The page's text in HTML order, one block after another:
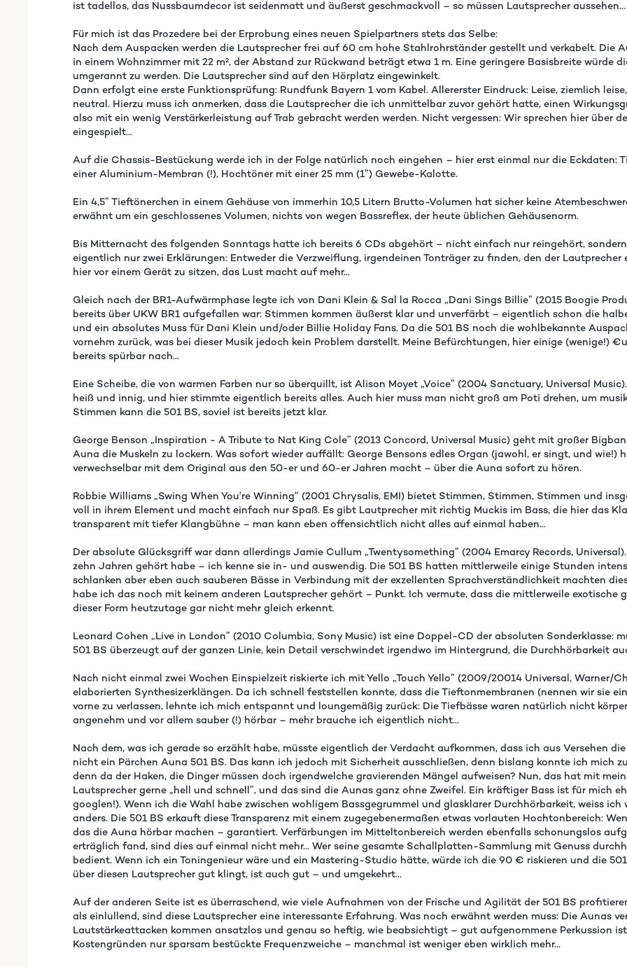
ist tadellos, das Nussbaumdecor ist seidenmatt und äußerst geschmackvoll – so müssen Lautsprecher aussehen...
Für mich ist das Prozedere bei der Erprobung eines neuen Spielpartners stets das Selbe:
Nach dem Auspacken werden die Lautsprecher frei auf 60 cm hohe Stahlrohrständer gestellt und verkabelt. Die
in einem Wohnzimmer mit 22 m², der Abstand zur Rückwand beträgt etwa 1 m. Eine geringere Basisbreite würde
umgerannt zu werden. Die Lautsprecher sind auf den Hörplatz eingewinkelt.
Dann erfolgt eine erste Funktionsprüfung: Rundfunk Bayern 1 vom Kabel. Allererster Eindruck: Leise, ziemlich
neutral. Hierzu muss ich anmerken, dass die Lautsprecher die ich unmittelbar zuvor gehört hatte, einen
also mit ein wenig Verstärkerleistung auf Trab gebracht werden werden. Nicht vergessen: Wir sprechen hier über
eingespielt...
Auf die Chassis-Bestückung werde ich in der Folge natürlich noch eingehen – hier erst einmal nur die Eckdaten:
einer Aluminium-Membran (!), Hochtöner mit einer 25 mm (1”) Gewebe-Kalotte.
Ein 4,5” Tieftönerchen in einem Gehäuse von immerhin 10,5 Litern Brutto-Volumen hat sicher keine
erwähnt um ein geschlossenes Volumen, nichts von wegen Bassreflex, der heute üblichen Gehäusenorm.
Bis Mitternacht des folgenden Sonntags hatte ich bereits 6 CDs abgehört – nicht einfach nur reingehört,
eigentlich nur zwei Erklärungen: Entweder die Verzweiflung, irgendeinen Tonträger zu finden, den der
hier vor einem Gerät zu sitzen, das Lust macht auf mehr...
Gleich nach der BR1-Aufwärmphase legte ich von Dani Klein & Sal la Rocca „Dani Sings Billie” (2015 Boogie
bereits über UKW BR1 aufgefallen war: Stimmen kommen äußerst klar und unverfärbt – eigentlich schon die
und ein absolutes Muss für Dani Klein und/oder Billie Holiday Fans. Da die 501 BS noch die wohlbekannte
vornehm zurück, was bei dieser Musik jedoch kein Problem darstellt. Meine Befürchtungen, hier einige (wenige!)
bereits spürbar nach...
Eine Scheibe, die von warmen Farben nur so überquillt, ist Alison Moyet „Voice” (2004 Sanctuary, Universal
heiß und innig, und hier stimmte eigentlich bereits alles. Auch hier muss man nicht groß am Poti drehen, um
Stimmen kann die 501 BS, soviel ist bereits jetzt klar.
George Benson „Inspiration - A Tribute to Nat King Cole” (2013 Concord, Universal Music) geht mit großer
Auna die Muskeln zu lockern. Was sofort wieder auffällt: George Bensons edles Organ (jawohl, er singt, und
verwechselbar mit dem Original aus den 50-er und 60-er Jahren macht – über die Auna sofort zu hören.
Robbie Williams „Swing When You're Winning“ (2001 Chrysalis, EMI) bietet Stimmen, Stimmen, Stimmen und
voll in ihrem Element und macht einfach nur Spaß. Es gibt Lautprecher mit richtig Muckis im Bass, die hier das
transparent mit tiefer Klangbühne – man kann eben offensichtlich nicht alles auf einmal haben...
Der absolute Glücksgriff war dann allerdings Jamie Cullum „Twentysomething” (2004 Emarcy Records,
zehn Jahren gehört habe – ich kenne sie in- und auswendig. Die 501 BS hatten mittlerweile einige Stunden
schlanken aber eben auch sauberen Bässe in Verbindung mit der exzellenten Sprachverständlichkeit machten
habe ich das noch mit keinem anderen Lautsprecher gehört – Punkt. Ich vermute, dass die mittlerweile exotische
dieser Form heutzutage gar nicht mehr gleich erkennt.
Leonard Cohen „Live in London” (2010 Columbia, Sony Music) ist eine Doppel-CD der absoluten Sonderklasse:
501 BS überzeugt auf der ganzen Linie, kein Detail verschwindet irgendwo im Hintergrund, die Durchhörbarkeit
Nach nicht einmal zwei Wochen Einspielzeit riskierte ich mit Yello „Touch Yello” (2009/20014 Universal, Warner/
elaborierten Synthesizerklängen. Da ich schnell feststellen konnte, dass die Tieftonmembranen (nennen wir sie
vorne zu verlassen, lehnte ich mich entspannt und loungemäßig zurück: Die Tiefbässe waren natürlich nicht
angenehm und vor allem sauber (!) hörbar – mehr brauche ich eigentlich nicht...
Nach dem, was ich gerade so erzählt habe, müsste eigentlich der Verdacht aufkommen, dass ich aus Versehen
nicht ein Pärchen Auna 501 BS. Das kann ich jedoch mit Sicherheit ausschließen, denn bislang konnte ich mich
denn da der Haken, die Dinger müssen doch irgendwelche gravierenden Mängel aufweisen? Nun, das hat mit
Lautsprecher gerne „hell und schnell”, und das sind die Aunas ganz ohne Zweifel. Ein kräftiger Bass ist für mich
googlen!). Wenn ich die Wahl habe zwischen wohligem Bassgegrummel und glasklarer Durchhörbarkeit, weiss
anders. Die 501 BS erkauft diese Transparenz mit einem zugegebenermaßen etwas vorlauten Hochtonbereich:
das die Auna hörbar machen – garantiert. Verfärbungen im Mitteltonbereich werden ebenfalls schonungslos
erträglich fand, sind dies auf einmal nicht mehr... Wer seine gesamte Schallplatten-Sammlung mit Genuss
bedient. Wenn ich ein Toningenieur wäre und ein Mastering-Studio hätte, würde ich die 90 € riskieren und die
über diesen Lautsprecher gut klingt, ist auch gut – und umgekehrt...
Auf der anderen Seite ist es überraschend, wie viele Aufnahmen von der Frische und Agilität der 501 BS
als einlullend, sind diese Lautsprecher eine interessante Erfahrung. Was noch erwähnt werden muss: Die Aunas
Lautstärkeattacken kommen ansatzlos und genau so heftig, wie beabsichtigt – gut aufgenommene Perkussion
Kostengründen nur sparsam bestückte Frequenzweiche – manchmal ist weniger eben wirklich mehr...